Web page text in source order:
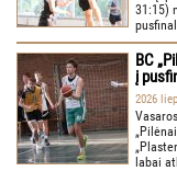
31:15)
BC
į
2026
labai